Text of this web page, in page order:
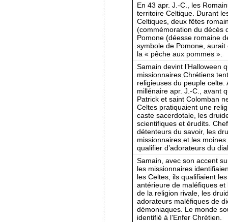
En 43 apr. J.-C., les
territoire Celtique. Durant
Celtiques, deux fêtes
(commémoration du décès
Pomone (déesse romaine
symbole de Pomone,
la « pêche aux pommes ».
Samain devint l’Halloween
missionnaires Chrétiens
religieuses du peuple
millénaire apr. J.-C., avant
Patrick et saint Colomban
Celtes pratiquaient une
caste sacerdotale, les
scientifiques et érudits.
détenteurs du savoir, les
missionnaires et les
qualifier d’adorateurs du
Samain, avec son accent
les missionnaires
les Celtes, ils qualifiaient
antérieure de maléfiques
de la religion rivale, les
adorateurs maléfiques de
démoniaques. Le monde
identifié à l’Enfer Chrétien.